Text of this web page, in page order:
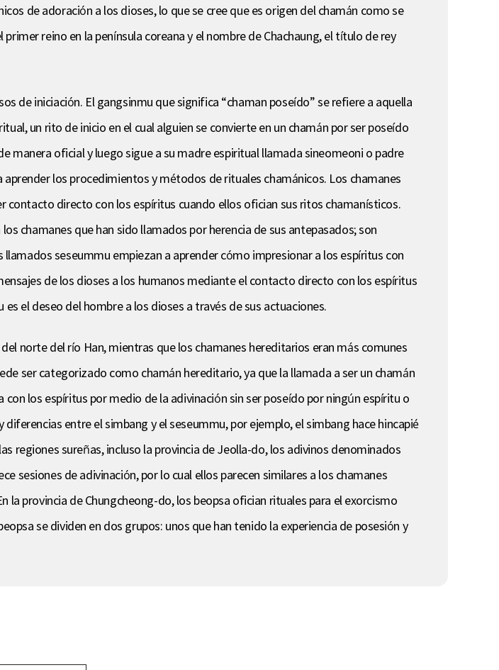
de adoración a los dioses, lo que se cree que es origen del chamán como se
reino en la península coreana y el nombre de Chachaung, el título de rey
de iniciación. El gangsinmu que significa “chaman poseído” se refiere a aquella
un rito de inicio en el cual alguien se convierte en un chamán por ser poseído
manera oficial y luego sigue a su madre espiritual llamada sineomeoni o padre
los procedimientos y métodos de rituales chamánicos. Los chamanes
contacto directo con los espíritus cuando ellos ofician sus ritos chamanísticos.
chamanes que han sido llamados por herencia de sus antepasados; son
seseummu empiezan a aprender cómo impresionar a los espíritus con
de los dioses a los humanos mediante el contacto directo con los espíritus
el deseo del hombre a los dioses a través de sus actuaciones.
norte del río Han, mientras que los chamanes hereditarios eran más comunes
ser categorizado como chamán hereditario, ya que la llamada a ser un chamán
los espíritus por medio de la adivinación sin ser poseído por ningún espíritu o
entre el simbang y el seseummu, por ejemplo, el simbang hace hincapié
regiones sureñas, incluso la provincia de Jeolla-do, los adivinos denominados
sesiones de adivinación, por lo cual ellos parecen similares a los chamanes
provincia de Chungcheong-do, los beopsa ofician rituales para el exorcismo
se dividen en dos grupos: unos que han tenido la experiencia de posesión y